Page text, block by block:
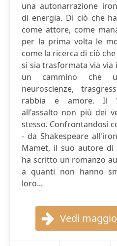
una autonarrazione
di energia. Di ciò che
come attore, come
per la prima volta le
come la ricerca di ciò
si sia trasformata via via
un cammino che
neuroscienze,
rabbia e amore. Il
all'assalto non più dei
stesso. Confrontandosi
- da Shakespeare
Mamet, il suo autore di
ha scritto un romanzo
a quanti non hanno
loro...
Vedi